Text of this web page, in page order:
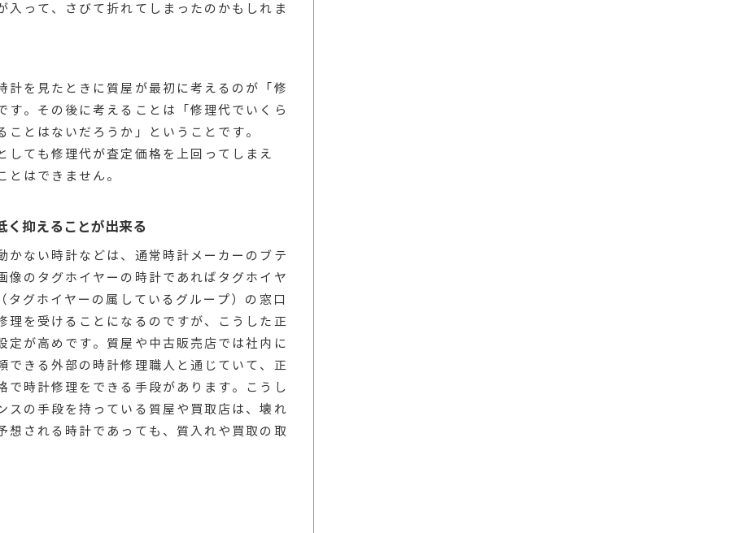
入って、さびて折れてしまったのかもしれま
計を見たときに質屋が最初に考えるのが「修
す。その後に考えることは「修理代でいくら
とはないだろうか」ということです。
しても修理代が査定価格を上回ってしまえ
はできません。
く抑えることが出来る
かない時計などは、通常時計メーカーのブテ
像のタグホイヤーの時計であればタグホイヤ
グホイヤーの属しているグループ）の窓口
理を受けることになるのですが、こうした正
定が高めです。質屋や中古販売店では社内に
できる外部の時計修理職人と通じていて、正
で時計修理をできる手段があります。こうし
スの手段を持っている質屋や買取店は、壊れ
想される時計であっても、質入れや買取の取